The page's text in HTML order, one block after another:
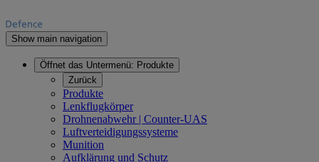
Show main navigation
Öffnet das Untermenü: Produkte
Zurück
Produkte
Lenkflugkörper
Drohnenabwehr | Counter-UAS
Luftverteidigungssysteme
Munition
Aufklärung und Schutz